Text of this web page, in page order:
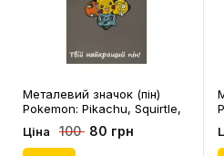
Металевий значок (пін)
Pokemon: Pikachu, Squirtle,
Charmander, Bulbasaur,
Psyduck and Jigglypuff,
(12672)
Ціна 100 80 грн